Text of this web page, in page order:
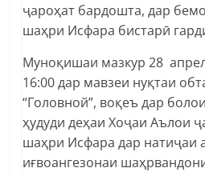
ҷароҳат бардошта, дар
шаҳри Исфара бистарӣ
Муноқишаи мазкур 28
16:00 дар мавзеи нуқтаи
“Головной”, воқеъ дар
ҳудуди деҳаи Хоҷаи Аълои
шаҳри Исфара дар натиҷаи
иғвоангезонаи